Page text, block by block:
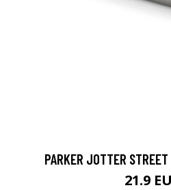
PARKER JOTTER
21.9